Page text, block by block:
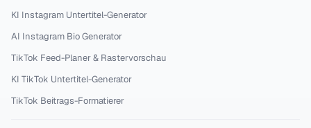
KI Instagram Untertitel-Generator
AI Instagram Bio Generator
TikTok Feed-Planer & Rastervorschau
KI TikTok Untertitel-Generator
TikTok Beitrags-Formatierer